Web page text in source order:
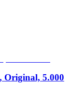
5.000